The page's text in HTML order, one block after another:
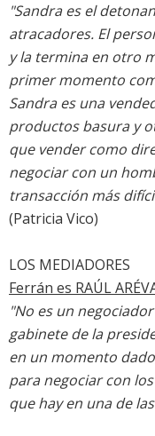
"Sandra es el
atracadores. El
y la termina en otro
primer momento
Sandra es una
productos basura y
que vender como
negociar con un
transacción más
(Patricia Vico)
LOS MEDIADORES
Ferrán es RAÚL
"No es un
gabinete de la
en un momento
para negociar con
que hay en una de